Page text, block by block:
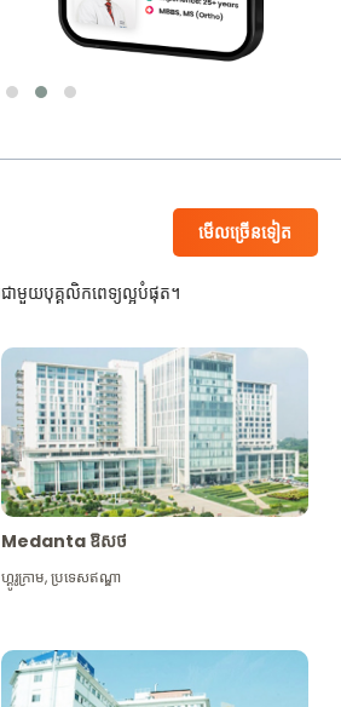
មើល​ច្រើន​ទៀត
ាមួយបុគ្គលិកពេទ្យល្អបំផុត។
Medanta ឱសថ
ហ្គូរូក្រាម,ប្រទេសឥណ្ឌា